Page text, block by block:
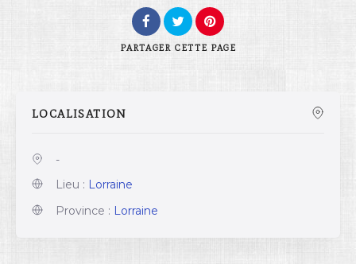
PARTAGER CETTE PAGE
LOCALISATION
-
Lieu : Lorraine
Province : Lorraine